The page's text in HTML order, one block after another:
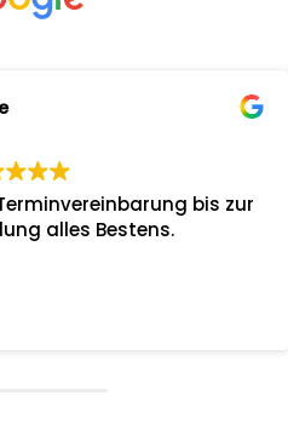
bis zur
alles Bestens.